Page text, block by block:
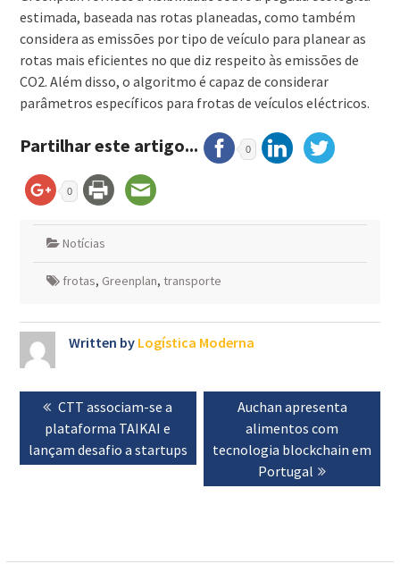
estimada, baseada nas rotas planeadas, como também
considera as emissões por tipo de veículo para planear as
rotas mais eficientes no que diz respeito às emissões de
CO2. Além disso, o algoritmo é capaz de considerar
parâmetros específicos para frotas de veículos eléctricos.
Partilhar este artigo... 0
0
Notícias
frotas, Greenplan, transporte
Written by Logística Moderna
Navegação
artigos
Previous
post:
CTT associam-se a
plataforma TAIKAI e
lançam desafio a startups
Next
post:
Auchan apresenta
alimentos com
tecnologia blockchain em
Portugal